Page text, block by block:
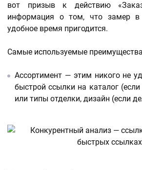
вот призыв к действию
информация о том, что замер
удобное время пригодится.
Самые используемые
Ассортимент — этим никого не
быстрой ссылки на каталог (если
или типы отделки, дизайн (если